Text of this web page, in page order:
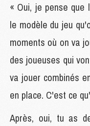
« Oui, je pense
le modèle du jeu
moments où on va
des joueuses qui
va jouer combinés
en place. C'est ce
Après, oui, tu as